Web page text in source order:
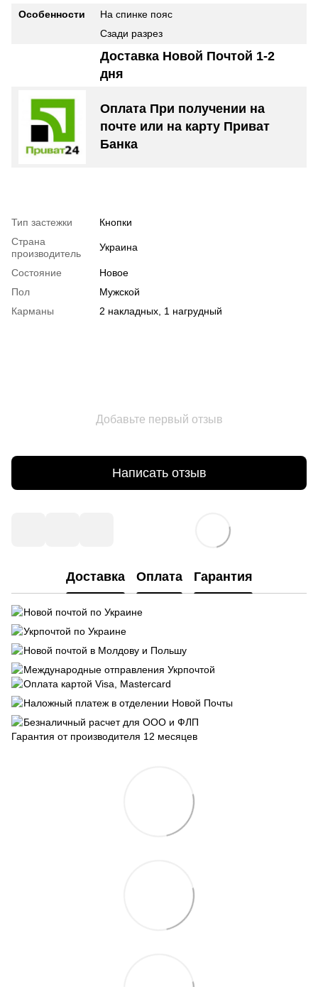
Особенности
На спинке пояс
Сзади разрез
Доставка Новой Почтой 1-2
дня
Оплата При получении на
почте или на карту Приват
Банка
Тип застежки
Кнопки
Страна
производитель
Украина
Состояние
Новое
Пол
Мужской
Карманы
2 накладных, 1 нагрудный
Добавьте первый отзыв
Написать отзыв
Доставка Оплата Гарантия
Новой почтой по Украине
Укрпочтой по Украине
Новой почтой в Молдову и Польшу
Международные отправления Укрпочтой
Оплата картой Visa, Mastercard
Наложный платеж в отделении Новой Почты
Безналичный расчет для ООО и ФЛП
Гарантия от производителя 12 месяцев